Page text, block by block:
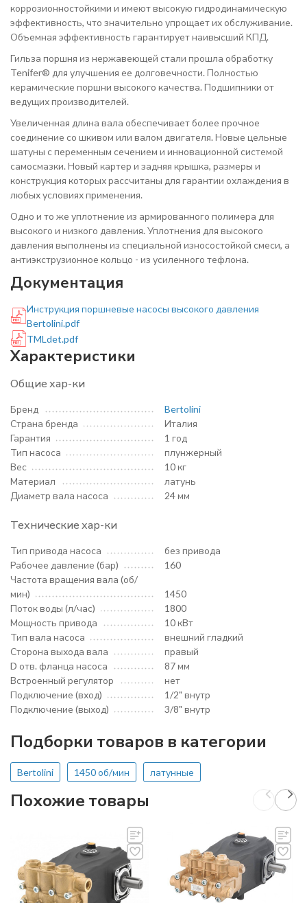
коррозионностойкими и имеют высокую гидродинамическую
эффективность, что значительно упрощает их обслуживание.
Объемная эффективность гарантирует наивысший КПД.
Гильза поршня из нержавеющей стали прошла обработку
Tenifer® для улучшения ее долговечности. Полностью
керамические поршни высокого качества. Подшипники от
ведущих производителей.
Увеличенная длина вала обеспечивает более прочное
соединение со шкивом или валом двигателя. Новые цельные
шатуны с переменным сечением и инновационной системой
самосмазки. Новый картер и задняя крышка, размеры и
конструкция которых рассчитаны для гарантии охлаждения в
любых условиях применения.
Одно и то же уплотнение из армированного полимера для
высокого и низкого давления. Уплотнения для высокого
давления выполнены из специальной износостойкой смеси, а
антиэкструзионное кольцо - из усиленного тефлона.
Документация
Инструкция поршневые насосы высокого давления
Bertolini.pdf
TMLdet.pdf
Характеристики
Общие хар-ки
Бренд
Bertolini
Страна бренда
Италия
Гарантия
1 год
Тип насоса
плунжерный
Вес
10 кг
Материал
латунь
Диаметр вала насоса
24 мм
Технические хар-ки
Тип привода насоса
без привода
Рабочее давление (бар)
160
Частота вращения вала (об/
мин)
1450
Поток воды (л/час)
1800
Мощность привода
10 кВт
Тип вала насоса
внешний гладкий
Сторона выхода вала
правый
D отв. фланца насоса
87 мм
Встроенный регулятор
нет
Подключение (вход)
1/2" внутр
Подключение (выход)
3/8" внутр
Подборки товаров в категории
Bertolini 1450 об/мин латунные
Похожие товары